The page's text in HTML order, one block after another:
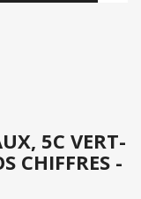
5C VERT-
CHIFFRES -